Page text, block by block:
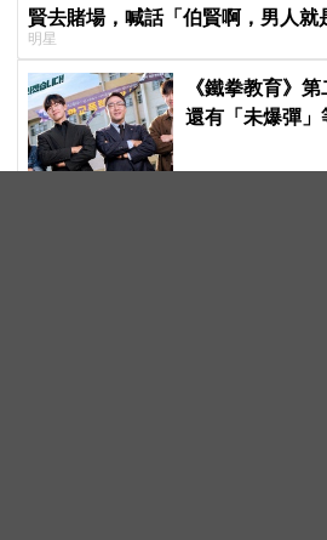
賢去賭場，喊話「伯賢啊，男人就
明星
《鐵拳教育》
還有「未爆彈